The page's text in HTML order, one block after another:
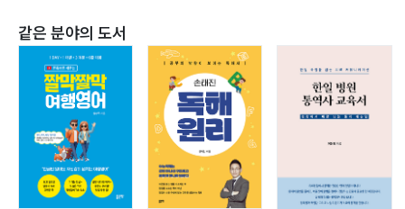
경영컨설팅과 금융업계에서 경험이 있었음에도 불구하고
그는 교육에 대한 열정을 버리지 않고 한국으로 돌아와 교
육분야에 일을 시작하였다. 미국과 한국, 두 나라의 교육
을 모두 경험 하였기 때문에, 그는 각 나라의 교육의 장단
점을 정확히 인지하고 있다. 오직 시험준비를 위한 학원을
세우기 보다 학생들의 창의력과 개성 발달에도 중점을 두
는 학원을 설립하였다. 그러므로 그는 SAT에서 가장 어
려운 비판적 독해 (Critical Reading) 강의의 강자임에도
같은 분야의 도서